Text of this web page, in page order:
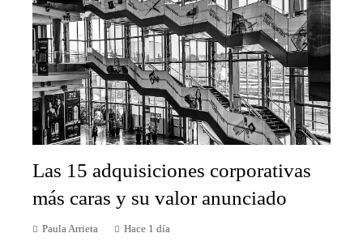
Las 15 adquisiciones corporativas
más caras y su valor anunciado
Paula Arrieta Hace 1 día